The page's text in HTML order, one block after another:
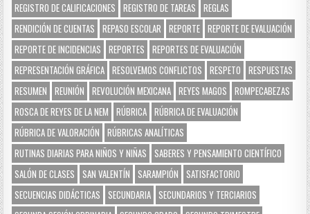
REGISTRO DE CALIFICACIONES
REGISTRO DE TAREAS
REGLAS
RENDICIÓN DE CUENTAS
REPASO ESCOLAR REPORTE REPORTE DE EVALUACIÓN
REPORTE DE INCIDENCIAS
REPORTES
REPORTES DE EVALUACIÓN
REPRESENTACIÓN GRÁFICA RESOLVEMOS CONFLICTOS RESPETO
RESPUESTAS
RESUMEN
REUNIÓN REVOLUCIÓN MEXICANA REYES MAGOS
ROMPECABEZAS
ROSCA DE REYES DE LA NEM
RÚBRICA RÚBRICA DE EVALUACIÓN
RÚBRICA DE VALORACIÓN
RÚBRICAS ANALÍTICAS
RUTINAS DIARIAS PARA NIÑOS Y NIÑAS
SABERES Y PENSAMIENTO CIENTÍFICO
SALÓN DE CLASES
SAN VALENTÍN SARAMPIÓN
SATISFACTORIO
SECUENCIAS DIDÁCTICAS
SECUNDARIA SECUNDARIOS Y TERCIARIOS